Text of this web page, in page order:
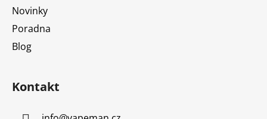
Novinky
Poradna
Blog
Kontakt